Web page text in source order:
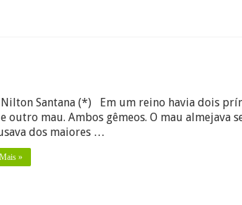
Santana (*) Em um reino havia dois
outro mau. Ambos gêmeos. O mau almejava
dos maiores …
»